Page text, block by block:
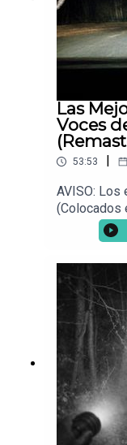
Las
Voces
53:53 |
AVISO: Los
(Colocados
Muchas
comunidad.
hace 6
formato